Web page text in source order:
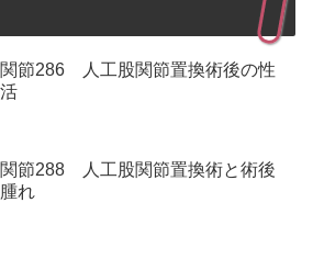
節286 人工股関節置換術後の性
関節288 人工股関節置換術と術後
れ